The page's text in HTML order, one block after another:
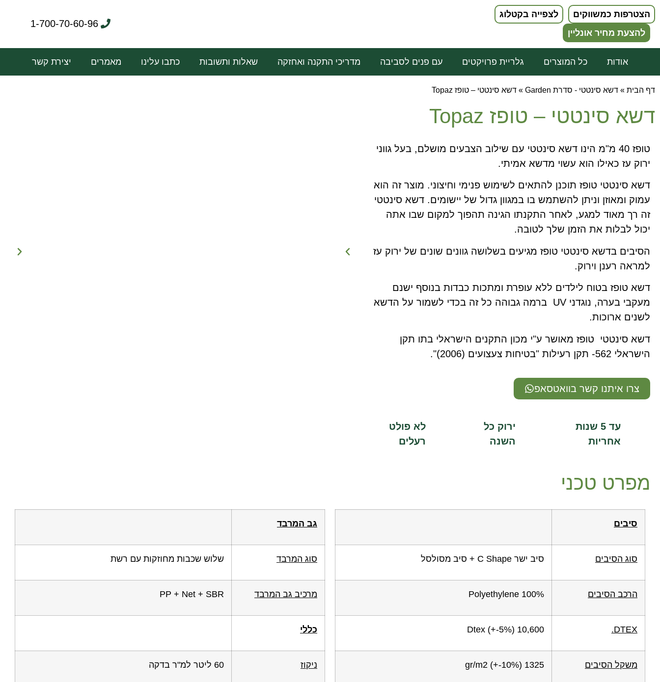
הצטרפות כמשווקים
לצפייה בקטלוג
להצעת מחיר אונליין
1-700-70-60-96
אודות כל המוצרים גלריית פרויקטים עם פנים לסביבה מדריכי התקנה ואחזקה שאלות ותשובות כתבו עלינו מאמרים יצירת קשר
דף הבית » דשא סינטטי - סדרת Garden » דשא סינטטי – טופז Topaz
דשא סינטטי – טופז Topaz
טופז 40 מ"מ הינו דשא סינטטי עם שילוב הצבעים מושלם, בעל גווני
ירוק עז כאילו הוא עשוי מדשא אמיתי.
דשא סינטטי טופז תוכנן להתאים לשימוש פנימי וחיצוני. מוצר זה הוא
עמוק ומאוזן וניתן להשתמש בו במגוון גדול של יישומים. דשא סינטטי
זה רך מאוד למגע, לאחר התקנתו הגינה תהפוך למקום שבו אתה
יכול לבלות את הזמן שלך לטובה.
הסיבים בדשא סינטטי טופז מגיעים בשלושה גוונים שונים של ירוק עז
למראה רענן וירוק.
דשא טופז בטוח לילדים ללא עופרת ומתכות כבדות בנוסף ישנם
מעקבי בערה, נוגדני UV ברמה גבוהה כל זה בכדי לשמור על הדשא
לשנים ארוכות.
דשא סינטטי טופז מאושר ע"י מכון התקנים הישראלי בתו תקן
הישראלי 562- תקן רעילות "בטיחות צעצועים (2006)".
צרו איתנו קשר בוואטסאפ
עד 5 שנות
אחריות
ירוק כל
השנה
לא פולט
רעלים
מפרט טכני
סיבים
סוג הסיבים סיב ישר C Shape + סיב מסולסל
הרכב הסיבים 100% Polyethylene
DTEX.
10,600 Dtex (+-5%)
משקל הסיבים 1325 gr/m2 (+-10%)
גב המרבד
סוג המרבד שלוש שכבות מחוזקות עם רשת
מרכיב גב המרבד PP + Net + SBR
כללי
ניקוז 60 ליטר למ"ר בדקה